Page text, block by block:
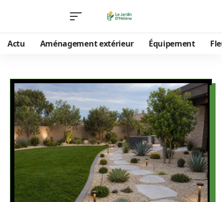
Actu Aménagement extérieur Équipement